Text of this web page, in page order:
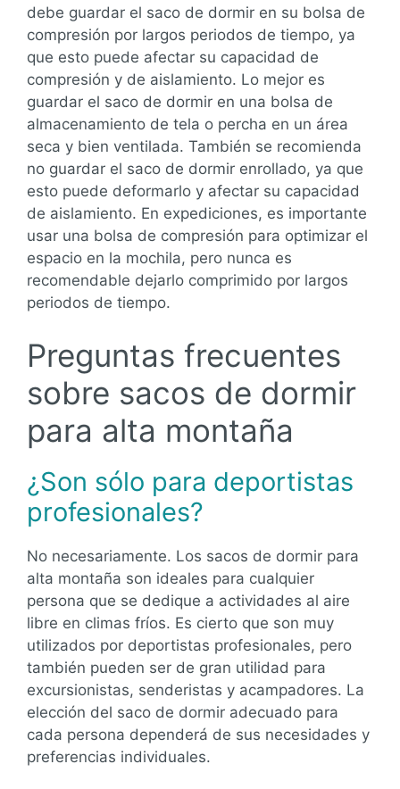
debe guardar el saco de dormir en su bolsa de
compresión por largos periodos de tiempo, ya
que esto puede afectar su capacidad de
compresión y de aislamiento. Lo mejor es
guardar el saco de dormir en una bolsa de
almacenamiento de tela o percha en un área
seca y bien ventilada. También se recomienda
no guardar el saco de dormir enrollado, ya que
esto puede deformarlo y afectar su capacidad
de aislamiento. En expediciones, es importante
usar una bolsa de compresión para optimizar el
espacio en la mochila, pero nunca es
recomendable dejarlo comprimido por largos
periodos de tiempo.
Preguntas frecuentes
sobre sacos de dormir
para alta montaña
¿Son sólo para deportistas
profesionales?
No necesariamente. Los sacos de dormir para
alta montaña son ideales para cualquier
persona que se dedique a actividades al aire
libre en climas fríos. Es cierto que son muy
utilizados por deportistas profesionales, pero
también pueden ser de gran utilidad para
excursionistas, senderistas y acampadores. La
elección del saco de dormir adecuado para
cada persona dependerá de sus necesidades y
preferencias individuales.